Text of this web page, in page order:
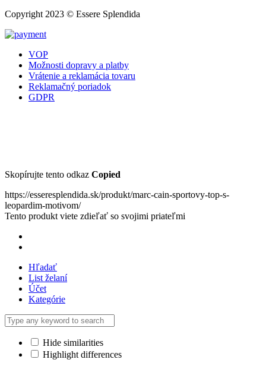
Copyright 2023 © Essere Splendida
VOP
Možnosti dopravy a platby
Vrátenie a reklamácia tovaru
Reklamačný poriadok
GDPR
Skopírujte tento odkaz Copied
https://esseresplendida.sk/produkt/marc-cain-sportovy-top-s-
leopardim-motivom/
Tento produkt viete zdieľať so svojimi priateľmi
Hľadať
List želaní
Účet
Kategórie
Hide similarities
Highlight differences